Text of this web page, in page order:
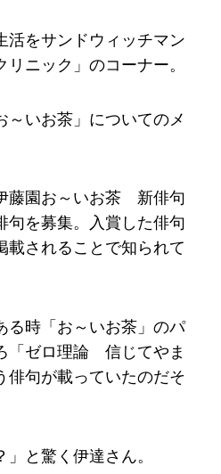
活をサンドウィッチマン
ニック」のコーナー。
～いお茶」についてのメ
藤園お～いお茶 新俳句
句を募集。入賞した俳句
載されることで知られて
る時「お～いお茶」のパ
「ゼロ理論 信じてやま
句が載っていたのだそ
と驚く伊達さん。